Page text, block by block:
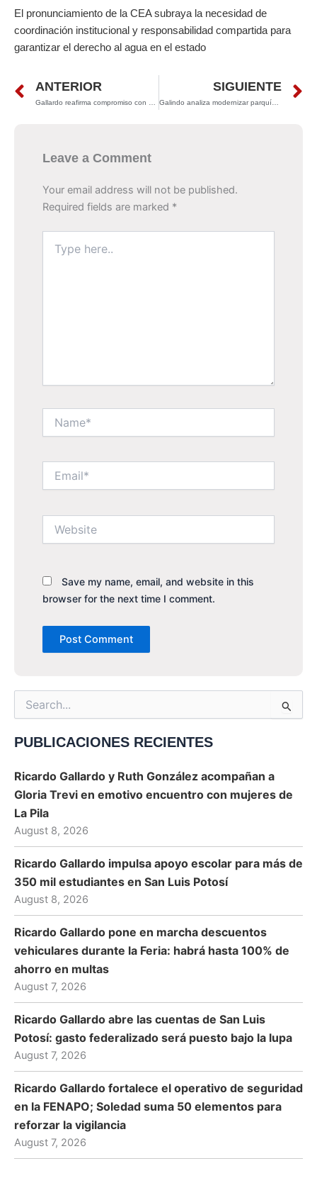
El pronunciamiento de la CEA subraya la necesidad de
coordinación institucional y responsabilidad compartida para
garantizar el derecho al agua en el estado
Prev
ANTERIOR SIGUIENTE
Galindo analiza modernizar parquímetros con tecnología eficiente
Leave a Comment
Your email address will not be published.
Required fields are marked *
here..
Save my name, email, and website in this
browser for the next time I comment.
Search
for:
PUBLICACIONES RECIENTES
Ricardo Gallardo y Ruth González acompañan a
Gloria Trevi en emotivo encuentro con mujeres de
La Pila
August 8, 2026
Ricardo Gallardo impulsa apoyo escolar para más de
350 mil estudiantes en San Luis Potosí
August 8, 2026
Ricardo Gallardo pone en marcha descuentos
vehiculares durante la Feria: habrá hasta 100% de
ahorro en multas
August 7, 2026
Ricardo Gallardo abre las cuentas de San Luis
Potosí: gasto federalizado será puesto bajo la lupa
August 7, 2026
Ricardo Gallardo fortalece el operativo de seguridad
en la FENAPO; Soledad suma 50 elementos para
reforzar la vigilancia
August 7, 2026